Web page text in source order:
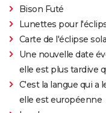
Bison Futé
Lunettes pour
Carte de l'éclipse
Une nouvelle date
elle est plus tardive
C'est la langue qui a
elle est européenne